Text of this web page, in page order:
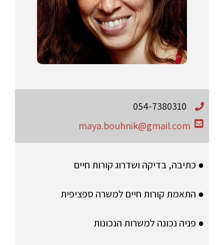
054-7380310
maya.bouhnik@gmail.com
● כתיבה, בדיקה ושדרוג קורות חיים
● התאמת קורות חיים למשרה ספציפית
● פניה נכונה למשרות הנכונות